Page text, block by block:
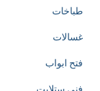
طباخات
غسالات
فتح ابواب
فني ستلايت